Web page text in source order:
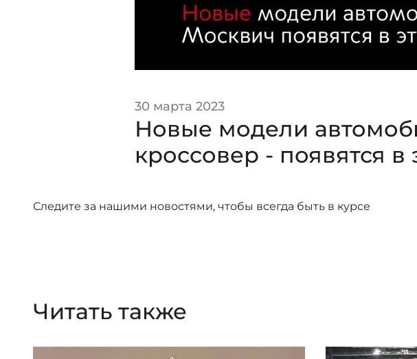
30 марта 2023
Новые модели
кроссовер - появятся в
Следите за нашими новостями, чтобы всегда быть в курсе
Читать также